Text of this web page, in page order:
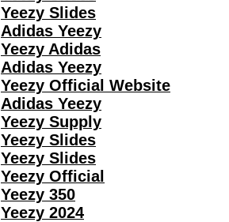
Yeezy Slides
Adidas Yeezy
Yeezy Adidas
Adidas Yeezy
Yeezy Official Website
Adidas Yeezy
Yeezy Supply
Yeezy Slides
Yeezy Slides
Yeezy Official
Yeezy 350
Yeezy 2024